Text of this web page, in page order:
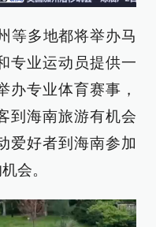
等多地都将举办马
专业运动员提供一
办专业体育赛事，
到海南旅游有机会
爱好者到海南参加
会。